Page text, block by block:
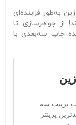
به‌طور فزاینده‌ای
از جواهرسازی تا
چاپ سه‌بعدی با